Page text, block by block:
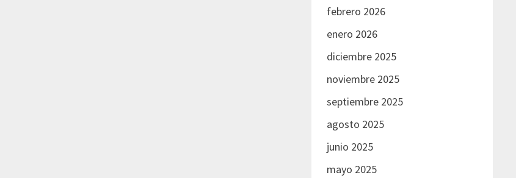
febrero 2026
enero 2026
diciembre 2025
noviembre 2025
septiembre 2025
agosto 2025
junio 2025
mayo 2025